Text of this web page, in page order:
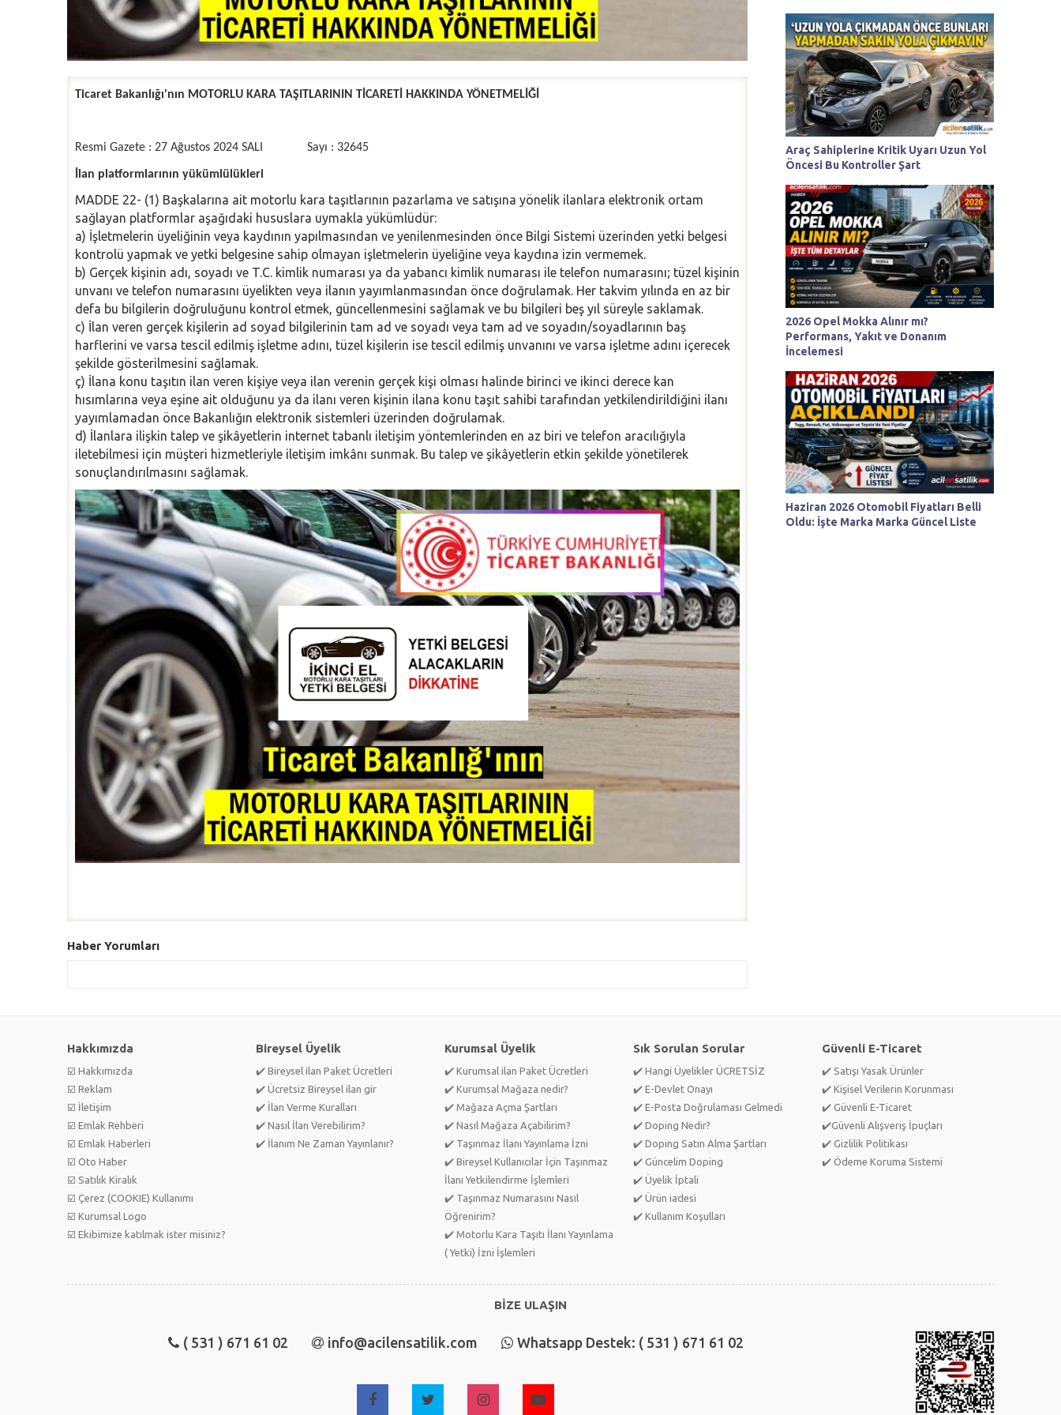
Ticaret Bakanlığı'nın MOTORLU KARA TAŞITLARININ TİCARETİ HAKKINDA YÖNETMELİĞİ
Resmi Gazete : 27 Ağustos 2024 SALI Sayı : 32645
İlan platformlarının yükümlülükleri
MADDE 22- (1) Başkalarına ait motorlu kara taşıtlarının pazarlama ve satışına yönelik ilanlara elektronik ortam
sağlayan platformlar aşağıdaki hususlara uymakla yükümlüdür:
a) İşletmelerin üyeliğinin veya kaydının yapılmasından ve yenilenmesinden önce Bilgi Sistemi üzerinden yetki belgesi
kontrolü yapmak ve yetki belgesine sahip olmayan işletmelerin üyeliğine veya kaydına izin vermemek.
b) Gerçek kişinin adı, soyadı ve T.C. kimlik numarası ya da yabancı kimlik numarası ile telefon numarasını; tüzel kişinin
unvanı ve telefon numarasını üyelikten veya ilanın yayımlanmasından önce doğrulamak. Her takvim yılında en az bir
defa bu bilgilerin doğruluğunu kontrol etmek, güncellenmesini sağlamak ve bu bilgileri beş yıl süreyle saklamak.
c) İlan veren gerçek kişilerin ad soyad bilgilerinin tam ad ve soyadı veya tam ad ve soyadın/soyadlarının baş
harflerini ve varsa tescil edilmiş işletme adını, tüzel kişilerin ise tescil edilmiş unvanını ve varsa işletme adını içerecek
şekilde gösterilmesini sağlamak.
ç) İlana konu taşıtın ilan veren kişiye veya ilan verenin gerçek kişi olması halinde birinci ve ikinci derece kan
hısımlarına veya eşine ait olduğunu ya da ilanı veren kişinin ilana konu taşıt sahibi tarafından yetkilendirildiğini ilanı
yayımlamadan önce Bakanlığın elektronik sistemleri üzerinden doğrulamak.
d) İlanlara ilişkin talep ve şikâyetlerin internet tabanlı iletişim yöntemlerinden en az biri ve telefon aracılığıyla
iletebilmesi için müşteri hizmetleriyle iletişim imkânı sunmak. Bu talep ve şikâyetlerin etkin şekilde yönetilerek
sonuçlandırılmasını sağlamak.
Haber Yorumları
Araç Sahiplerine Kritik Uyarı Uzun Yol
Öncesi Bu Kontroller Şart
2026 Opel Mokka Alınır mı?
Performans, Yakıt ve Donanım
İncelemesi
Haziran 2026 Otomobil Fiyatları Belli
Oldu: İşte Marka Marka Güncel Liste
Hakkımızda
☑️ Hakkımızda
☑️ Reklam
☑️ İletişim
☑️ Emlak Rehberi
☑️ Emlak Haberleri
☑️ Oto Haber
☑️ Satılık Kiralık
☑️ Çerez (COOKIE) Kullanımı
☑️ Kurumsal Logo
☑️ Ekibimize katılmak ister misiniz?
Bireysel Üyelik
✔️ Bireysel ilan Paket Ücretleri
✔️ Ücretsiz Bireysel ilan gir
✔️ İlan Verme Kuralları
✔️ Nasıl İlan Verebilirim?
✔️ İlanım Ne Zaman Yayınlanır?
Kurumsal Üyelik
✔️ Kurumsal ilan Paket Ücretleri
✔️ Kurumsal Mağaza nedir?
✔️ Mağaza Açma Şartları
✔️ Nasıl Mağaza Açabilirim?
✔️ Taşınmaz İlanı Yayınlama İzni
✔️ Bireysel Kullanıcılar İçin Taşınmaz
İlanı Yetkilendirme İşlemleri
✔️ Taşınmaz Numarasını Nasıl
Öğrenirim?
✔️ Motorlu Kara Taşıtı İlanı Yayınlama
( Yetki) İzni İşlemleri
Sık Sorulan Sorular
✔️ Hangi Üyelikler ÜCRETSİZ
✔️ E-Devlet Onayı
✔️ E-Posta Doğrulaması Gelmedi
✔️ Doping Nedir?
✔️ Doping Satın Alma Şartları
✔️ Güncelim Doping
✔️ Üyelik İptali
✔️ Ürün iadesi
✔️ Kullanım Koşulları
Güvenli E-Ticaret
✔️ Satışı Yasak Ürünler
✔️ Kişisel Verilerin Korunması
✔️ Güvenli E-Ticaret
✔️Güvenli Alışveriş İpuçları
✔️ Gizlilik Politikası
✔️ Ödeme Koruma Sistemi
BİZE ULAŞIN
( 531 ) 671 61 02 info@acilensatilik.com Whatsapp Destek: ( 531 ) 671 61 02